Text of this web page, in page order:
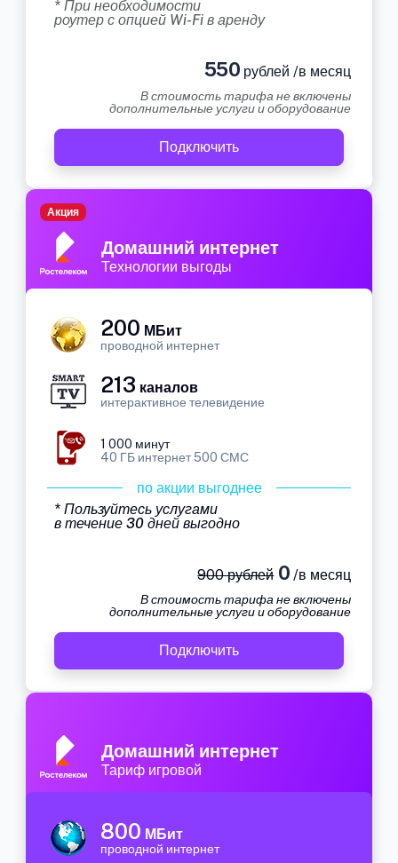
* При необходимости
роутер с опцией Wi-Fi в аренду
550 рублей /в месяц
В стоимость тарифа не включены
дополнительные услуги и оборудование
Подключить
Домашний интернет
Технологии выгоды
Акция
200 МБит
проводной интернет
213 каналов
интерактивное телевидение
1 000 минут
40 ГБ интернет 500 СМС
по акции выгоднее
* Пользуйтесь услугами
в течение 30 дней выгодно
900 рублей0 /в месяц
В стоимость тарифа не включены
дополнительные услуги и оборудование
Подключить
Домашний интернет
Тариф игровой
800 МБит
проводной интернет